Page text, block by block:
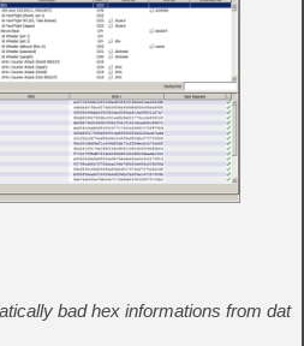
bad hex informations from dat